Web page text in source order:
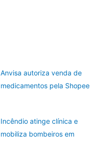
Anvisa autoriza venda de
medicamentos pela Shopee
Incêndio atinge clínica e
mobiliza bombeiros em